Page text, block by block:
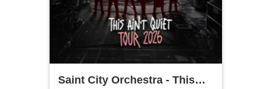
Saint City Orchestra - This